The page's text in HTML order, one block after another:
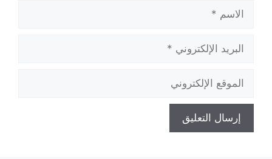
الاسم
البريد
الإلكتروني
الموقع
الإلكتروني